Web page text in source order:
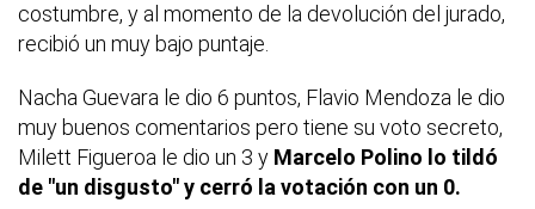
costumbre, y al momento de la devolución del jurado,
recibió un muy bajo puntaje.
Nacha Guevara le dio 6 puntos, Flavio Mendoza le dio
muy buenos comentarios pero tiene su voto secreto,
Milett Figueroa le dio un 3 y Marcelo Polino lo tildó
de "un disgusto" y cerró la votación con un 0.